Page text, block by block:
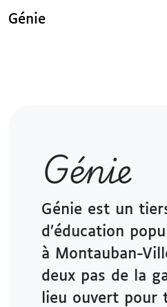
Génie
Génie
Génie est un
d’éducation
à Montauban-
deux pas de la
lieu ouvert pour